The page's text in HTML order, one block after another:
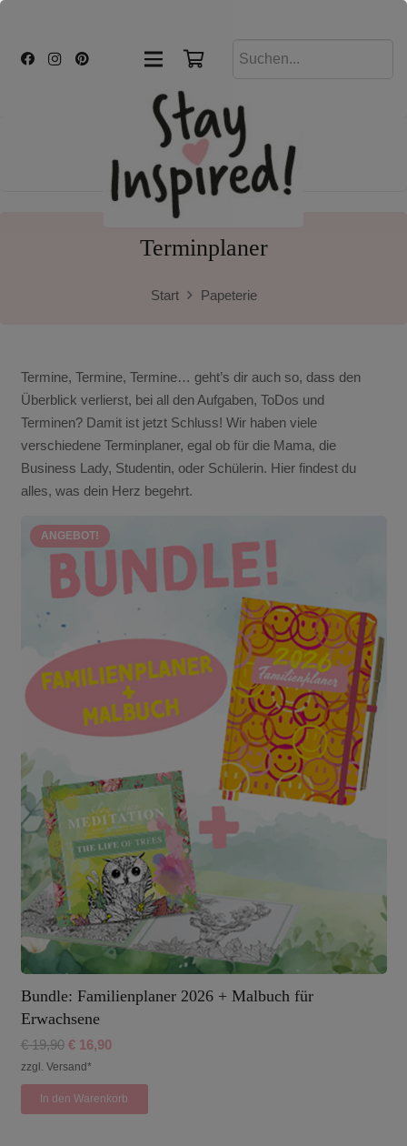
Terminplaner
Start Papeterie
Termine, Termine, Termine… geht’s dir auch so, dass den
Überblick verlierst, bei all den Aufgaben, ToDos und
Terminen? Damit ist jetzt Schluss! Wir haben viele
verschiedene Terminplaner, egal ob für die Mama, die
Business Lady, Studentin, oder Schülerin. Hier findest du
alles, was dein Herz begehrt.
ANGEBOT!
Bundle: Familienplaner 2026 + Malbuch für
Erwachsene
€19,90 Ursprünglicher
Preis
war:
€ 19,90
€16,90Aktueller
ist:
€ 16,90.
zzgl. Versand*
In den Warenkorb